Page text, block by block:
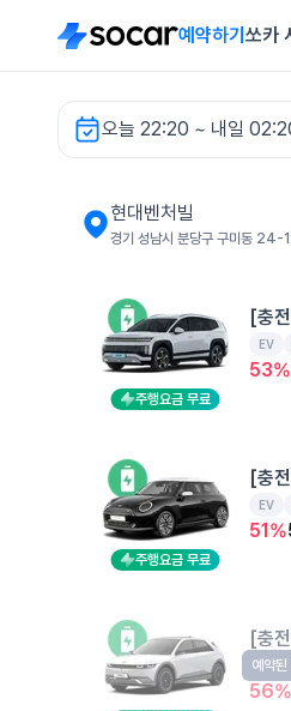
예약하기 쏘카
오늘 22:20 ~ 내일
현대벤처빌 렌터카
현대벤처빌
경기 성남시 분당구 구미동 24-1
주행요금 무료
[충
EV
53%
주행요금 무료
[충
EV
51%
[충
EV
56%
예약된